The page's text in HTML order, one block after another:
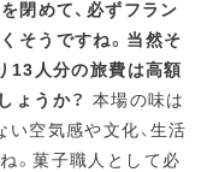
閉めて、必ずフラン
そうですね。当然そ
13人分の旅費は高額
ょうか？ 本場の味は
い空気感や文化、生活
。菓子職人として必